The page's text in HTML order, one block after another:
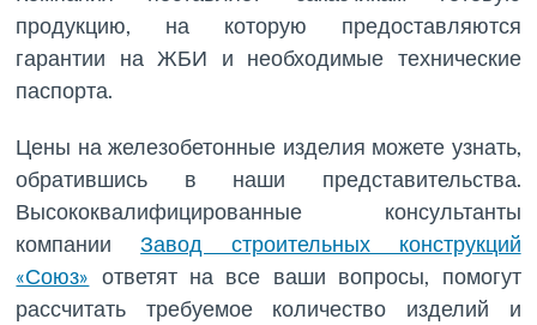
продукцию, на которую предоставляются
гарантии на ЖБИ и необходимые технические
паспорта.
Цены на железобетонные изделия можете узнать,
обратившись в наши представительства.
Высококвалифицированные консультанты
компанииЗавод строительных конструкций
«Союз» ответят на все ваши вопросы, помогут
рассчитать требуемое количество изделий и